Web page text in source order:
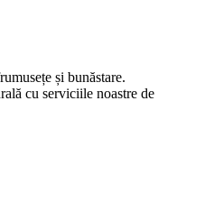
și bunăstare.
cu serviciile noastre de